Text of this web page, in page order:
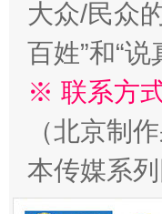
以产业富
大众/民众
百姓”和“
※ 联系方式
（北京制
本传媒系